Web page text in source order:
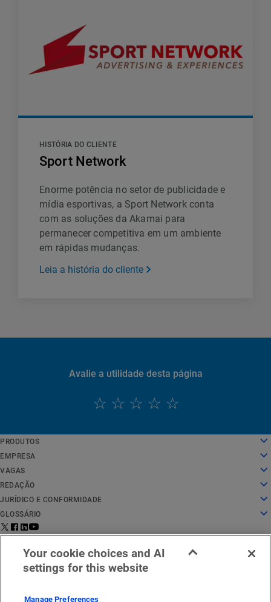
HISTÓRIA DO CLIENTE
Sport Network
Enorme potência no setor de publicidade e
mídia esportivas, a Sport Network conta
com as soluções da Akamai para
permanecer competitiva em um ambiente
em rápidas mudanças.
Leia a história do cliente
Avalie a utilidade desta página
PRODUTOS
Computação em nuvem
Segurança
Entrega de conteúdo
Todos os produtos e avaliações
Serviços globais
EMPRESA
Sobre nós
História
Liderança
Prêmios
Conselho administrativo
Infraestrutura para inovação
Relações com investidores
Responsabilidade corporativa
Locais
VAGAS
Vagas
O trabalho na Akamai
Estudantes e recém-formados
Ambiente de trabalho inclusivo
Pesquisar cargos
Blog de cultura
REDAÇÃO
Redação
Comunicados à imprensa
Nas notícias
Recursos de mídia
JURÍDICO E CONFORMIDADE
Jurídico
Conformidade com segurança da informação
Privacy Trust Center
Declaração de privacidade
Configurações de cookies
GLOSSÁRIO
O que é a segurança de APIs?
O que é uma CDN?
O que é computação em nuvem?
O que é cibersegurança?
O que é microssegmentação?
serviço
conosco
Português
English
Deutsch
Español
Français
Italiano
Português
中文
日本語Your cookie choices and AI
settings for this website
Manage Preferences